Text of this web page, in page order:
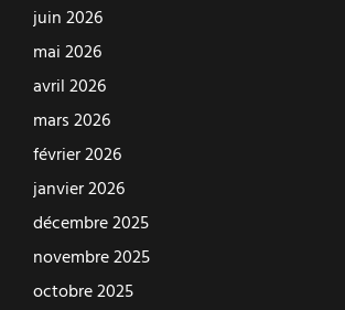
juin 2026
mai 2026
avril 2026
mars 2026
février 2026
janvier 2026
décembre 2025
novembre 2025
octobre 2025